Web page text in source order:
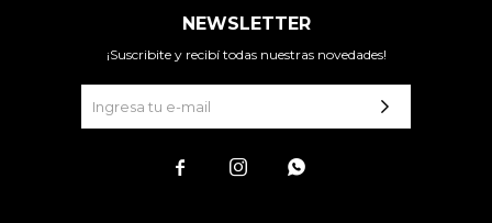
NEWSLETTER
¡Suscribite y recibí todas nuestras novedades!
  